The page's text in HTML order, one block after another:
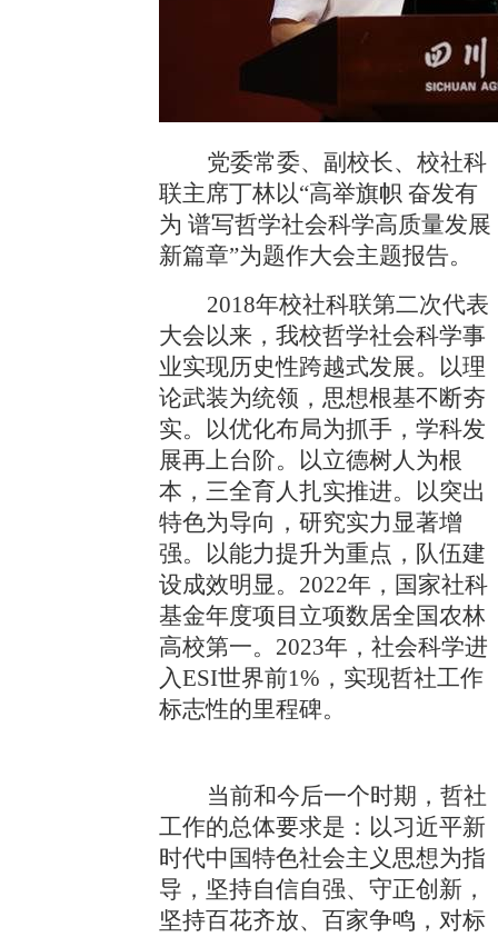
党委常委、副校长、校社科
联主席丁林以“高举旗帜 奋发有
为 谱写哲学社会科学高质量发展
新篇章”为题作大会主题报告。
2018年校社科联第二次代表
大会以来，我校哲学社会科学事
业实现历史性跨越式发展。以理
论武装为统领，思想根基不断夯
实。以优化布局为抓手，学科发
展再上台阶。以立德树人为根
本，三全育人扎实推进。以突出
特色为导向，研究实力显著增
强。以能力提升为重点，队伍建
设成效明显。 2022年，国家社科
基金年度项目立项数居全国农林
高校第一。 2023年，社会科学进
入ESI世界前1% ，实现哲社工作
标志性的里程碑。
当前和今后一个时期，哲社
工作的总体要求是：以习近平新
时代中国特色社会主义思想为指
导，坚持自信自强、守正创新，
坚持百花齐放、百家争鸣，对标